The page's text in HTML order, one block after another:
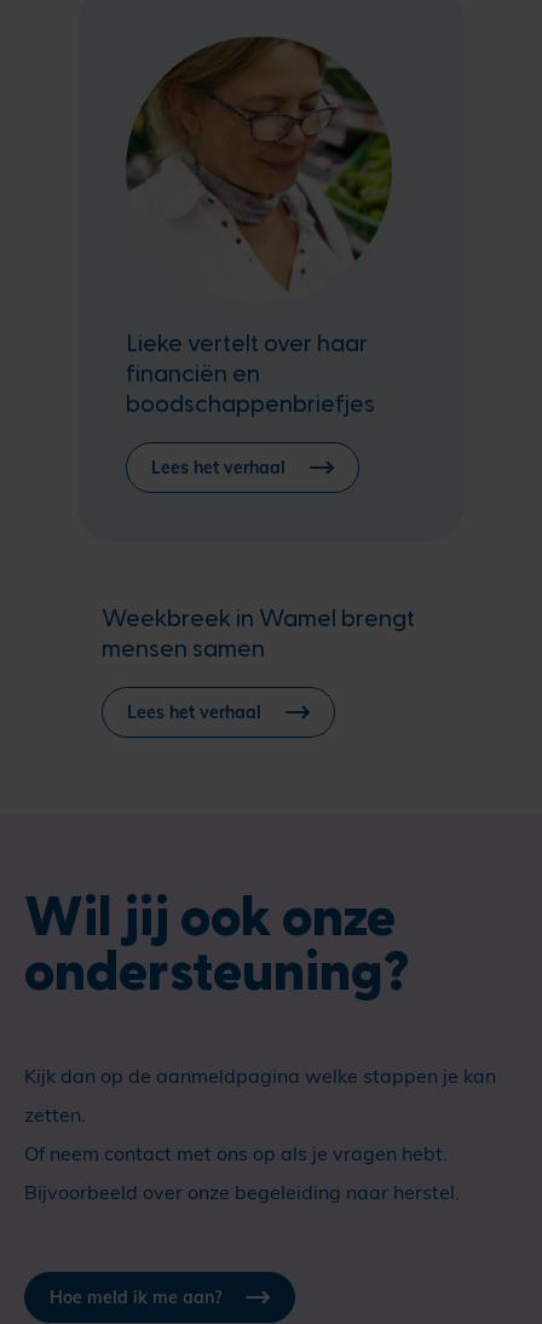
Lieke vertelt over haar
financiën en
boodschappenbriefjes
Lees het verhaal
Weekbreek in Wamel brengt
mensen samen
Lees het verhaal
Wil jij ook onze
ondersteuning?
Kijk dan op de aanmeldpagina welke stappen je kan
zetten.
Of neem contact met ons op als je vragen hebt.
Bijvoorbeeld over onze begeleiding naar herstel.
Hoe meld ik me aan?